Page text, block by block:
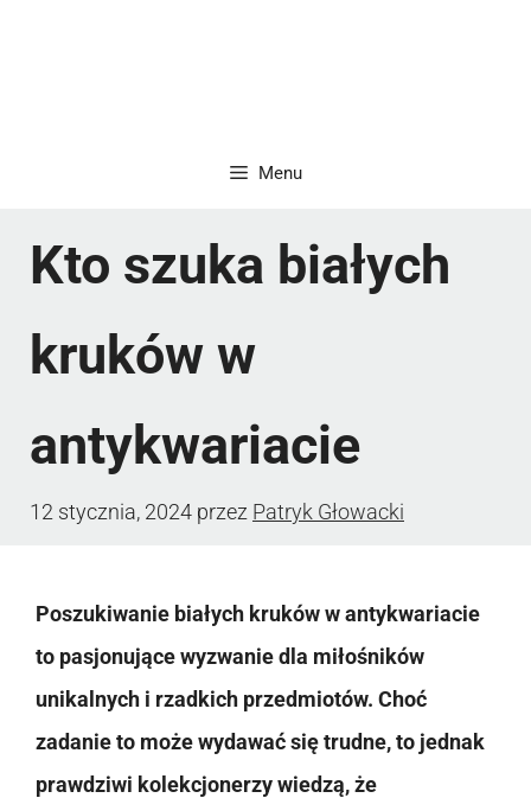
Menu
Kto szuka białych
kruków w
antykwariacie
12 stycznia, 2024 przez Patryk Głowacki
Poszukiwanie białych kruków w antykwariacie
to pasjonujące wyzwanie dla miłośników
unikalnych i rzadkich przedmiotów. Choć
zadanie to może wydawać się trudne, to jednak
prawdziwi kolekcjonerzy wiedzą, że